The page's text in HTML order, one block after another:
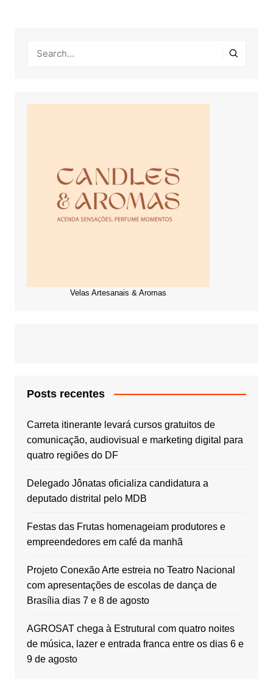
Velas Artesanais & Aromas
Posts recentes
Carreta itinerante levará cursos gratuitos de
comunicação, audiovisual e marketing digital para
quatro regiões do DF
Delegado Jônatas oficializa candidatura a
deputado distrital pelo MDB
Festas das Frutas homenageiam produtores e
empreendedores em café da manhã
Projeto Conexão Arte estreia no Teatro Nacional
com apresentações de escolas de dança de
Brasília dias 7 e 8 de agosto
AGROSAT chega à Estrutural com quatro noites
de música, lazer e entrada franca entre os dias 6 e
9 de agosto